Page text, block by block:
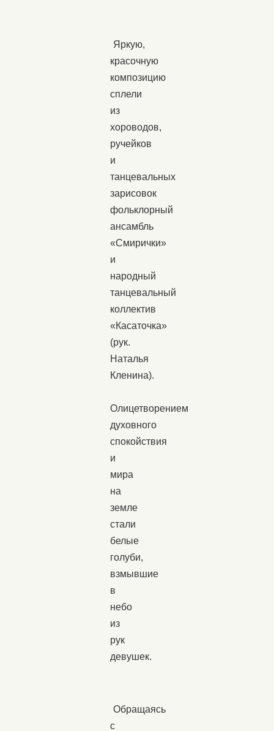
Яркую,
красочную
композицию
сплели
из
хороводов,
ручейков
и
танцевальных
зарисовок
фольклорный
ансамбль
«Смирички»
и
народный
танцевальный
коллектив
«Касаточка»
(рук.
Наталья
Кленина).
Олицетворением
духовного
спокойствия
и
мира
на
земле
стали
белые
голуби,
взмывшие
в
небо
из
рук
девушек.
Обращаясь
с